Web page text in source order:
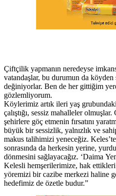
Çiftçilik yapmanın neredeyse
vatandaşlar, bu durumun da köyden
değiniyorlar. Ben de her gittiğim
gözlemliyorum.
Köylerimiz artık ileri yaş
çalıştığı, sessiz mahalleler
şehirlere göç etmenin fırsatını
büyük bir sessizlik, yalnızlık ve
makus talihimizi yeneceğiz.
sonrasında da herkesin yerine,
dönmesini sağlayacağız. ‘Daima
Kelesli hemşerilerimize, hak
yöremizi bir cazibe merkezi haline
hedefimiz de özetle budur.”